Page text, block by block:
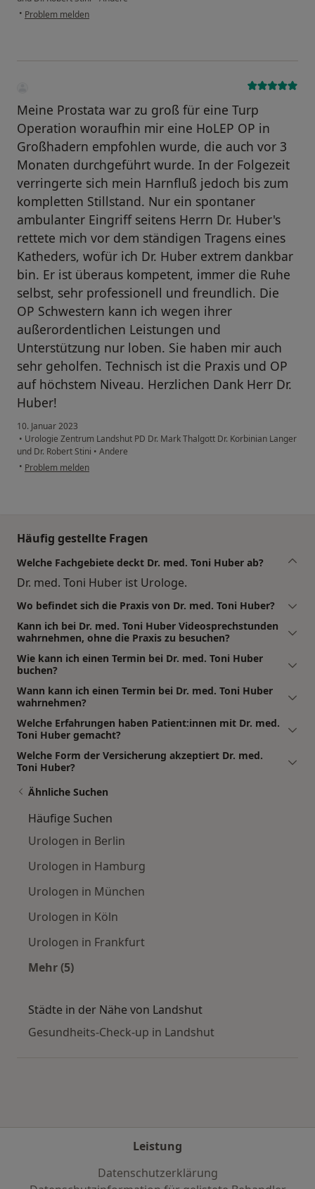
• Problem melden
Meine Prostata war zu groß für eine Turp
Operation woraufhin mir eine HoLEP OP in
Großhadern empfohlen wurde, die auch vor 3
Monaten durchgeführt wurde. In der Folgezeit
verringerte sich mein Harnfluß jedoch bis zum
kompletten Stillstand. Nur ein spontaner
ambulanter Eingriff seitens Herrn Dr. Huber's
rettete mich vor dem ständigen Tragens eines
Katheders, wofür ich Dr. Huber extrem dankbar
bin. Er ist überaus kompetent, immer die Ruhe
selbst, sehr professionell und freundlich. Die
OP Schwestern kann ich wegen ihrer
außerordentlichen Leistungen und
Unterstützung nur loben. Sie haben mir auch
sehr geholfen. Technisch ist die Praxis und OP
auf höchstem Niveau. Herzlichen Dank Herr Dr.
Huber!
10. Januar 2023
• Urologie Zentrum Landshut PD Dr. Mark Thalgott Dr. Korbinian Langer
und Dr. Robert Stini • Andere
• Problem melden
Häufig gestellte Fragen
Welche Fachgebiete deckt Dr. med. Toni Huber ab?
Dr. med. Toni Huber ist Urologe.
Wo befindet sich die Praxis von Dr. med. Toni Huber?
Kann ich bei Dr. med. Toni Huber Videosprechstunden
wahrnehmen, ohne die Praxis zu besuchen?
Wie kann ich einen Termin bei Dr. med. Toni Huber
buchen?
Wann kann ich einen Termin bei Dr. med. Toni Huber
wahrnehmen?
Welche Erfahrungen haben Patient:innen mit Dr. med.
Toni Huber gemacht?
Welche Form der Versicherung akzeptiert Dr. med.
Toni Huber?
Ähnliche Suchen
Häufige Suchen
Urologen in Berlin
Urologen in Hamburg
Urologen in München
Urologen in Köln
Urologen in Frankfurt
Mehr (5)
Städte in der Nähe von Landshut
Gesundheits-Check-up in Landshut
Leistung
Datenschutzerklärung